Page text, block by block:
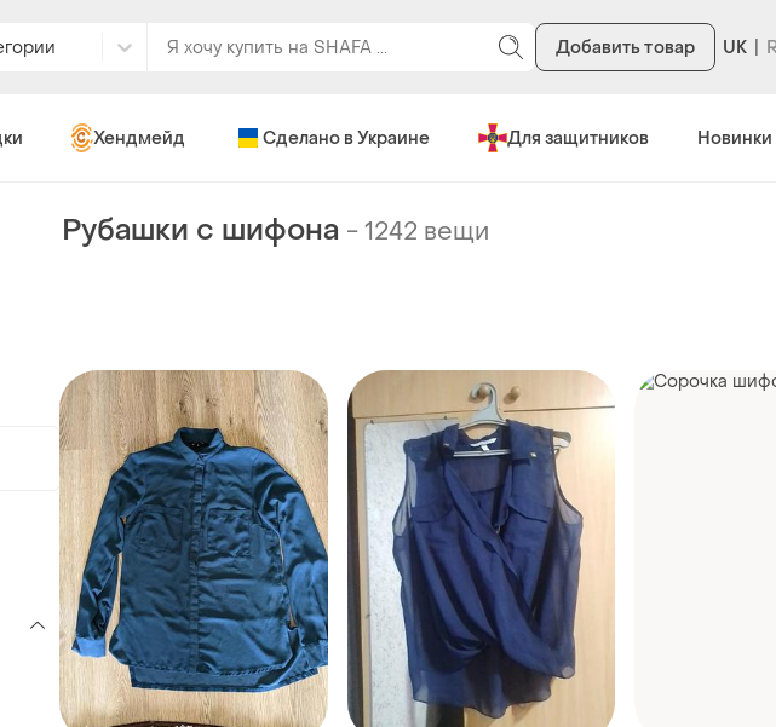
Добавить товар UK
Хендмейд Сделано в Украине Для защитников Новинки
Рубашки с шифона -1242 вещи